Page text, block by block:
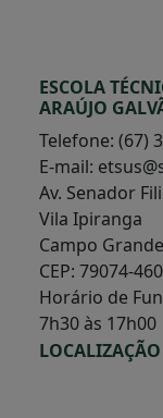
ESCOLA
ARAÚJO
Telefone: (67)
E-mail:
Av. Senador
Vila Ipiranga
Campo
CEP: 79074-460
Horário de
7h30 às 17h00
LOCALIZAÇÃO